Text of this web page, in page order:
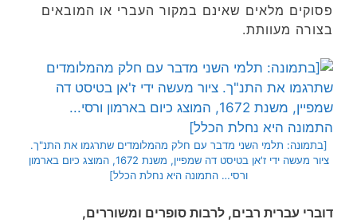
פסוקים מלאים שאינם במקור העברי או המובאים
בצורה מעוותת.
[בתמונה: תלמי השני מדבר עם חלק מהמלומדים שתרגמו את התנ"ך.
ציור מעשה ידי ז'אן בטיסט דה שמפיין, משנת 1672, המוצג כיום בארמון
ורסי… התמונה היא נחלת הכלל]
דוברי עברית רבים, לרבות סופרים ומשוררים,